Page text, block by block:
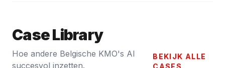
Case Library
Hoe andere Belgische KMO's AI
succesvol inzetten.
BEKIJK ALLE
CASES